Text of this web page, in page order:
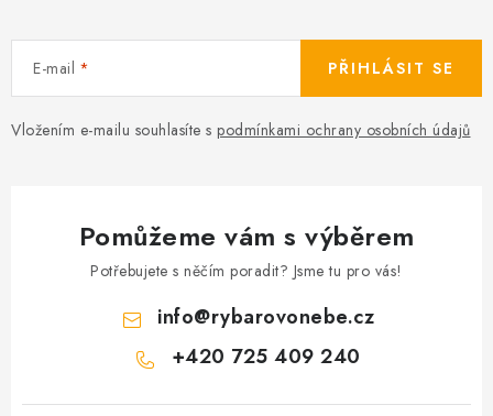
E-mail
Vložením e-mailu souhlasíte s podmínkami ochrany osobních údajů
PŘIHLÁSIT SE
Pomůžeme vám s výběrem
Potřebujete s něčím poradit? Jsme tu pro vás!
info@rybarovonebe.cz
+420 725 409 240